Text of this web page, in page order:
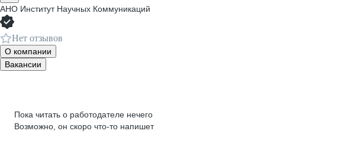
АНО Институт Научных Коммуникаций
Нет отзывов
О компании
Вакансии
Пока читать о работодателе нечего
Возможно, он скоро что‑то напишет